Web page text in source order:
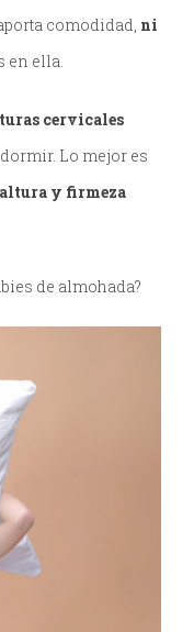
comodidad, ni
en ella.
cervicales
Lo mejor es
y firmeza
de almohada?